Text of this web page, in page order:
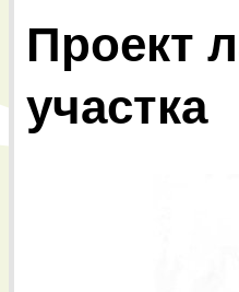
Проект
участка